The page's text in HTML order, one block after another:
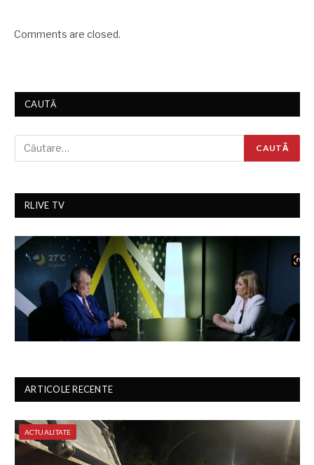
Comments are closed.
CAUTĂ
RLIVE TV
ARTICOLE RECENTE
ACTUALITATE